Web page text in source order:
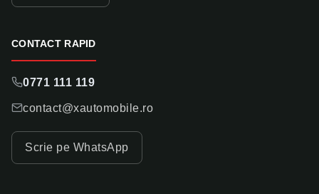
CONTACT RAPID
0771 111 119
contact@xautomobile.ro
Scrie pe WhatsApp